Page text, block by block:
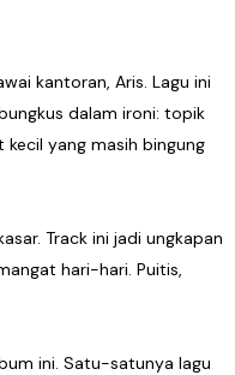
kantoran, Aris. Lagu ini
dalam ironi: topik
yang masih bingung
Track ini jadi ungkapan
hari-hari. Puitis,
ini. Satu-satunya lagu